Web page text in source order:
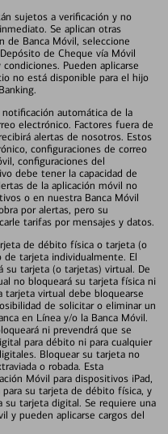
sujetos a verificación y no
Se aplican otras
de Banca Móvil, seleccione
de Cheque vía Móvil
Pueden aplicarse
no está disponible para el hijo
automática de la
electrónico. Factores fuera de
alertas de nosotros. Estos
configuraciones de correo
configuraciones del
debe tener la capacidad de
de la aplicación móvil no
o en nuestra Banca Móvil
por alertas, pero su
tarifas por mensajes y datos.
de débito física o tarjeta (o
de tarjeta individualmente. El
su tarjeta (o tarjetas) virtual. De
no bloqueará su tarjeta física ni
tarjeta virtual debe bloquearse
de solicitar o eliminar un
en Línea y/o la Banca Móvil.
ni prevendrá que se
para débito ni para cualquier
Bloquear su tarjeta no
o robada. Esta
Móvil para dispositivos iPad,
para su tarjeta de débito física, y
su tarjeta digital. Se requiere una
y pueden aplicarse cargos del